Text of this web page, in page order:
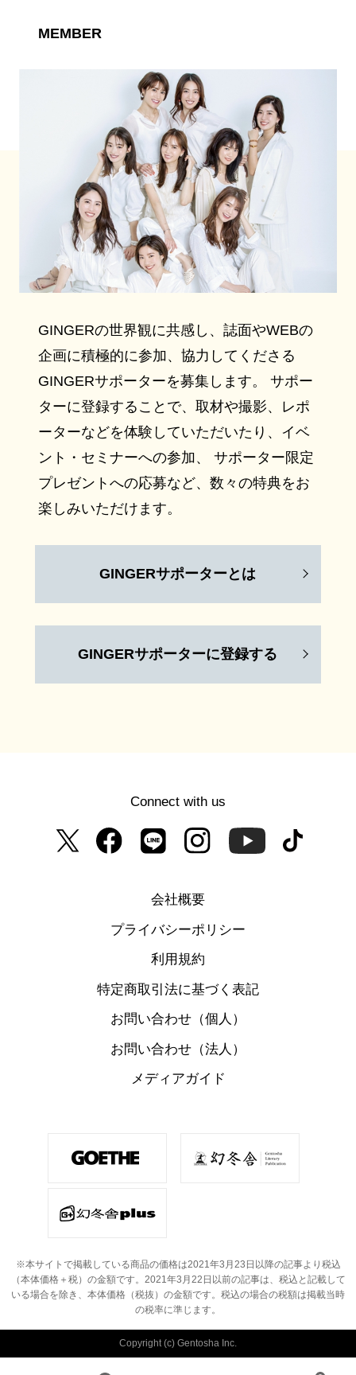
MEMBER
GINGERの世界観に共感し、誌面やWEBの
企画に積極的に参加、協力してくださる
GINGERサポーターを募集します。 サポー
ターに登録することで、取材や撮影、レポ
ーターなどを体験していただいたり、イベ
ント・セミナーへの参加、 サポーター限定
プレゼントへの応募など、数々の特典をお
楽しみいただけます。
GINGERサポーターとは
GINGERサポーターに登録する
Connect with us
会社概要
プライバシーポリシー
利用規約
特定商取引法に基づく表記
お問い合わせ（個人）
お問い合わせ（法人）
メディアガイド
※本サイトで掲載している商品の価格は2021年3月23日以降の記事より税込
（本体価格＋税）の金額です。
2021年3月22日以前の記事は、税込と記載して
いる場合を除き、本体価格（税抜）の金額です。 税込の場合の税額は掲載当時
の税率に準じます。
Copyright (c) Gentosha Inc.